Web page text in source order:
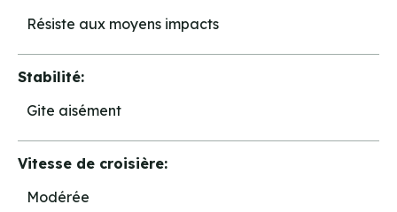
Résiste aux moyens impacts
Stabilité:
Gite aisément
Vitesse de croisière:
Modérée